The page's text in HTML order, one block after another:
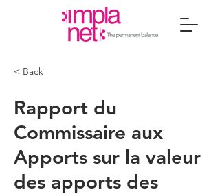
< Back
Rapport du
Commissaire aux
Apports sur la valeur
des apports des